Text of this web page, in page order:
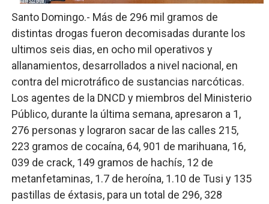
UNTC inicia ofensiva para recuperar fuerza gremial
PRM escogerá este domingo su nueva cúpula
Candidato a presidente del Colegio de Notarios hace
Digecac realizará Primer Festival de Plantas 2026
Josefa Castillo: Liderazgo y Transformación Social al
Santo Domingo.- Más de 296 mil gramos de
distintas drogas fueron decomisadas durante los
ultimos seis dias, en ocho mil operativos y
allanamientos, desarrollados a nivel nacional, en
contra del microtráfico de sustancias narcóticas.
Los agentes de la DNCD y miembros del Ministerio
Público, durante la última semana, apresaron a 1,
276 personas y lograron sacar de las calles 215,
223 gramos de cocaína, 64, 901 de marihuana, 16,
039 de crack, 149 gramos de hachís, 12 de
metanfetaminas, 1.7 de heroína, 1.10 de Tusi y 135
pastillas de éxtasis, para un total de 296, 328